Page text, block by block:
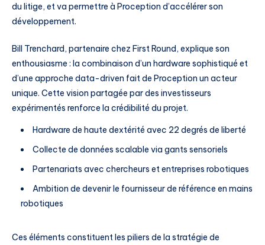
du litige, et va permettre à Proception d’accélérer son
développement.
Bill Trenchard, partenaire chez First Round, explique son
enthousiasme : la combinaison d’un hardware sophistiqué et
d’une approche data-driven fait de Proception un acteur
unique. Cette vision partagée par des investisseurs
expérimentés renforce la crédibilité du projet.
Hardware de haute dextérité avec 22 degrés de liberté
Collecte de données scalable via gants sensoriels
Partenariats avec chercheurs et entreprises robotiques
Ambition de devenir le fournisseur de référence en mains
robotiques
Ces éléments constituent les piliers de la stratégie de